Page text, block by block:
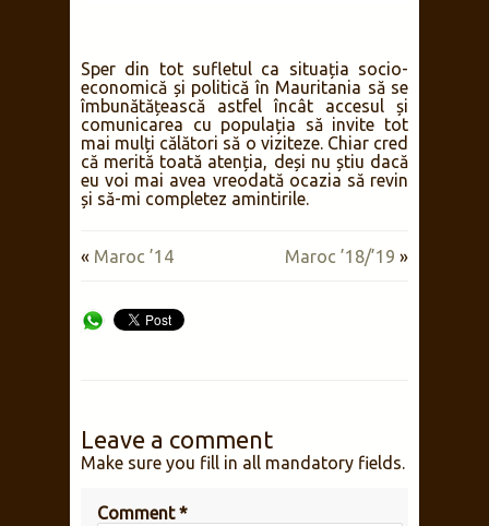
Sper din tot sufletul ca situația socio-
economică și politică în Mauritania să se
îmbunătățească astfel încât accesul și
comunicarea cu populația să invite tot
mai mulți călători să o viziteze. Chiar cred
că merită toată atenția, deși nu știu dacă
eu voi mai avea vreodată ocazia să revin
și să-mi completez amintirile.
« Maroc ’14 Maroc ’18/’19 »
Leave a comment
Make sure you fill in all mandatory fields.
Comment*